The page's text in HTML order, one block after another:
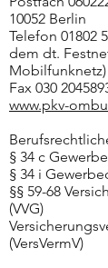
10052 Berlin
Telefon 01802
dem dt.
Mobilfunknetz)
Fax 030
www.pkv-
§ 34 c
§ 34 i
§§ 59-68
(VVG)
(VersVermV)